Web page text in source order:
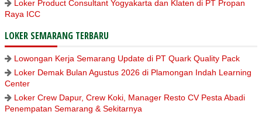
Loker Product Consultant Yogyakarta dan Klaten di PT Propan
Raya ICC
LOKER SEMARANG TERBARU
Lowongan Kerja Semarang Update di PT Quark Quality Pack
Loker Demak Bulan Agustus 2026 di Plamongan Indah Learning
Center
Loker Crew Dapur, Crew Koki, Manager Resto CV Pesta Abadi
Penempatan Semarang & Sekitarnya